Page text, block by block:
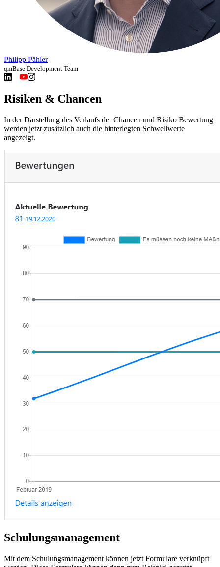
Philipp Pähler
qmBase Development Team
Risiken & Chancen
In der Darstellung des Verlaufs der Chancen und Risiko Bewertung
werden jetzt zusätzlich auch die hinterlegten Schwellwerte
angezeigt.
Schulungsmanagement
Mit dem Schulungsmanagement können jetzt Formulare verknüpft